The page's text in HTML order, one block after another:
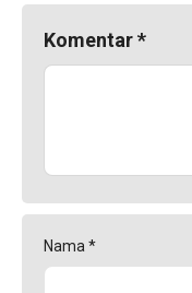
Komentar*
Nama*